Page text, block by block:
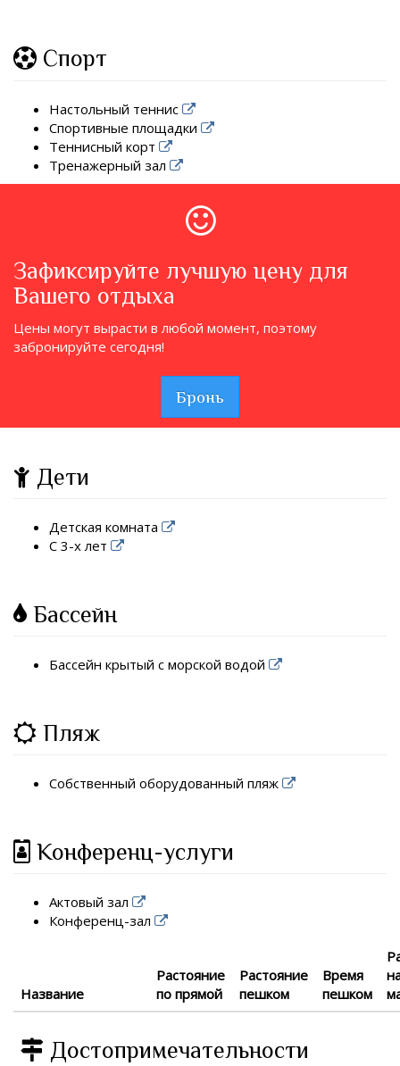
Спорт
Настольный теннис
Спортивные площадки
Теннисный корт
Тренажерный зал
Зафиксируйте лучшую цену для
Вашего отдыха
Цены могут вырасти в любой момент, поэтому
забронируйте сегодня!
Бронь
Дети
Детская комната
С 3-х лет
Бассейн
Бассейн крытый с морской водой
Пляж
Собственный оборудованный пляж
Конференц-услуги
Актовый зал
Конференц-зал
Название
Растояние
по прямой
Растояние
пешком
Время
пешком
Достопримечательности